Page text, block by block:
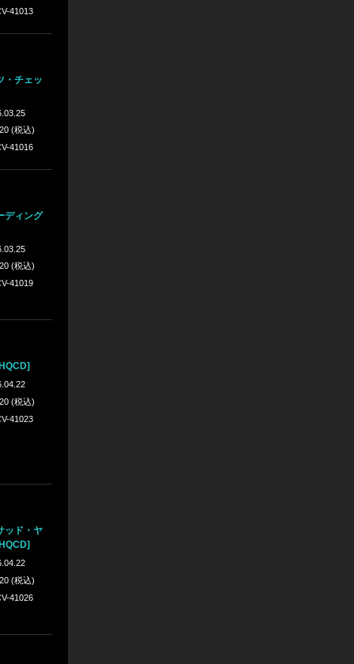
41013
・チェッ
(税込)
41016
ディング
(税込)
41019
(税込)
41023
ッド・ヤ
(税込)
41026